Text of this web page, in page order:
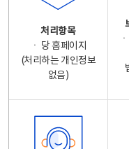
처리항목
ㆍ 당 홈페이지
(처리하는 개인정보
없음)